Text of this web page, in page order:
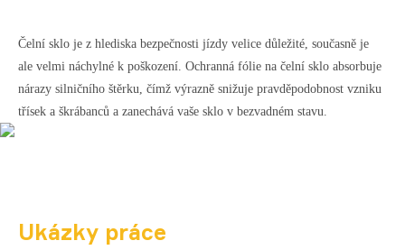
Čelní sklo je z hlediska bezpečnosti jízdy velice důležité, současně je
ale velmi náchylné k poškození. Ochranná fólie na čelní sklo absorbuje
nárazy silničního štěrku, čímž výrazně snižuje pravděpodobnost vzniku
třísek a škrábanců a zanechává vaše sklo v bezvadném stavu.
Ukázky práce